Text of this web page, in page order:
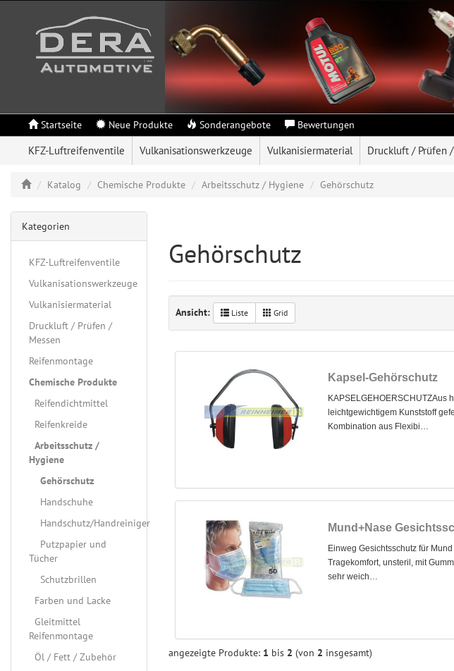
Startseite Neue Produkte Sonderangebote Bewertungen
KFZ-Luftreifenventile Vulkanisationswerkzeuge Vulkanisiermaterial Druckluft / Prüfen
Katalog Chemische Produkte Arbeitsschutz / Hygiene Gehörschutz
Gehörschutz
Ansicht: Liste Grid
Kapsel-Gehörschutz
KAPSELGEHOERSCHUTZAus
leichtgewichtigem Kunststoff
Kombination aus Flexibi…
Mund+Nase
Einweg Gesichtsschutz für
Tragekomfort, unsteril, mit
sehr weich…
angezeigte Produkte: 1 bis 2 (von 2 insgesamt)
Kategorien
KFZ-Luftreifenventile
Vulkanisationswerkzeuge
Vulkanisiermaterial
Druckluft / Prüfen /
Messen
Reifenmontage
Chemische Produkte
Reifendichtmittel
Reifenkreide
Arbeitsschutz /
Hygiene
Gehörschutz
Handschuhe
Handschutz/Handreiniger
Putzpapier und
Tücher
Schutzbrillen
Farben und Lacke
Gleitmittel
Reifenmontage
Öl / Fett / Zubehör